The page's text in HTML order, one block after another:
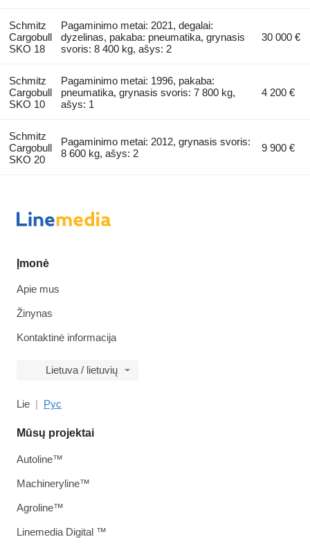
Schmitz
Cargobull
SKO 18
Pagaminimo metai: 2021, degalai:
dyzelinas, pakaba: pneumatika, grynasis
svoris: 8 400 kg, ašys: 2
30 000 €
Schmitz
Cargobull
SKO 10
Pagaminimo metai: 1996, pakaba:
pneumatika, grynasis svoris: 7 800 kg,
ašys: 1
4 200 €
Schmitz
Cargobull
SKO 20
Pagaminimo metai: 2012, grynasis svoris:
8 600 kg, ašys: 2
9 900 €
Įmonė
Apie mus
Žinynas
Kontaktinė informacija
Lietuva / lietuvių
Lie Рус
Mūsų projektai
Autoline™
Machineryline™
Agroline™
Linemedia Digital ™